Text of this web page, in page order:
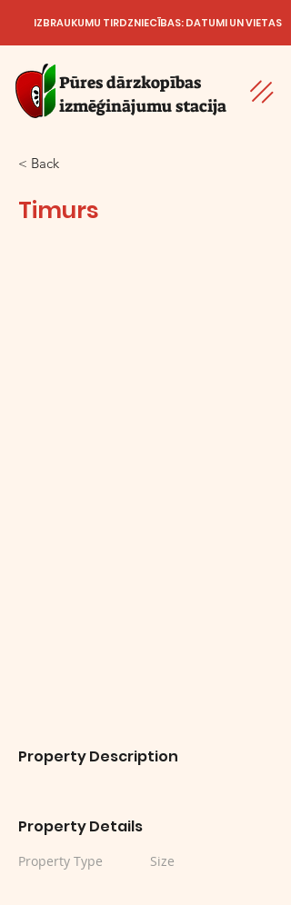
IZBRAUKUMU TIRDZNIECĪBAS: DATUMI UN VIETAS
Pūres dārzkopības
izmēģinājumu stacija
< Back
Timurs
Property Description
Property Details
Property Type Size